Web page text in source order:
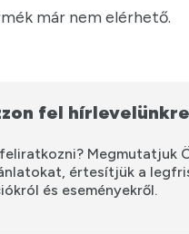
már nem elérhető.
fel
Megmutatjuk
értesítjük a
és eseményekről.